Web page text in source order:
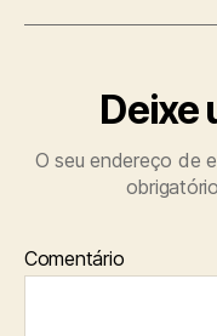
Deixe
O seu endereço de
Comentário